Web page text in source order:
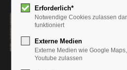
Erforderlich*
Notwendige Cookies zulassen
funktioniert
Externe Medien
Externe Medien wie Google
Youtube zulassen